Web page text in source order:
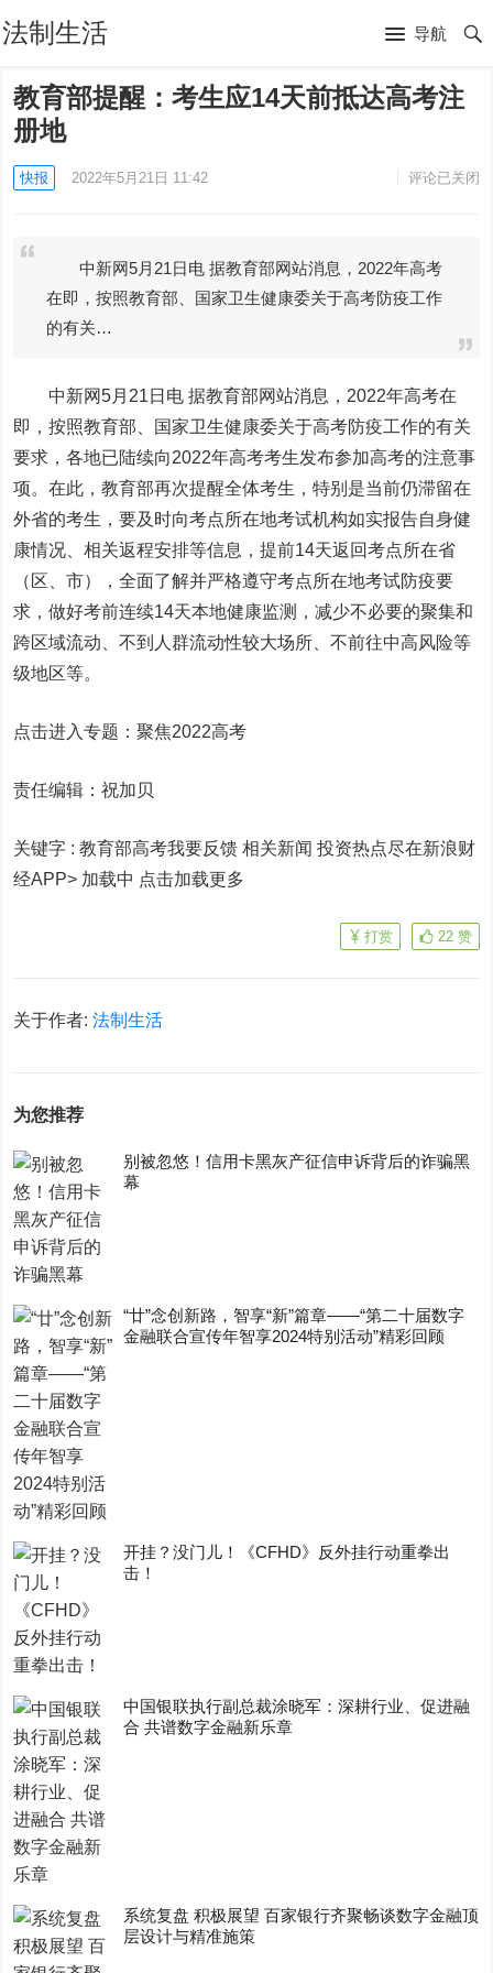
法制生活 导航
教育部提醒：考生应14天前抵达高考注
册地
快报 2022年5月21日 11:42 评论已关闭
中新网5月21日电 据教育部网站消息，2022年高考
在即，按照教育部、国家卫生健康委关于高考防疫工作
的有关…
中新网5月21日电 据教育部网站消息，2022年高考在
即，按照教育部、国家卫生健康委关于高考防疫工作的有关
要求，各地已陆续向2022年高考考生发布参加高考的注意事
项。在此，教育部再次提醒全体考生，特别是当前仍滞留在
外省的考生，要及时向考点所在地考试机构如实报告自身健
康情况、相关返程安排等信息，提前14天返回考点所在省
（区、市），全面了解并严格遵守考点所在地考试防疫要
求，做好考前连续14天本地健康监测，减少不必要的聚集和
跨区域流动、不到人群流动性较大场所、不前往中高风险等
级地区等。
点击进入专题：聚焦2022高考
责任编辑：祝加贝
关键字 :教育部高考我要反馈 相关新闻投资热点尽在新浪财
经APP> 加载中 点击加载更多
22 赞
打赏
关于作者:法制生活
为您推荐
别被忽悠！信用卡黑灰产征信申诉背后的诈骗黑
幕
“廿”念创新路，智享“新”篇章——“第二十届数字
金融联合宣传年智享2024特别活动”精彩回顾
开挂？没门儿！《CFHD》反外挂行动重拳出
击！
中国银联执行副总裁涂晓军：深耕行业、促进融
合 共谱数字金融新乐章
系统复盘 积极展望 百家银行齐聚畅谈数字金融顶
层设计与精准施策